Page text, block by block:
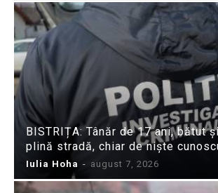
BISTRIȚA: Tânăr de 17 ani, bătut
plină stradă, chiar de niște
Iulia Hoha - august 7, 2026